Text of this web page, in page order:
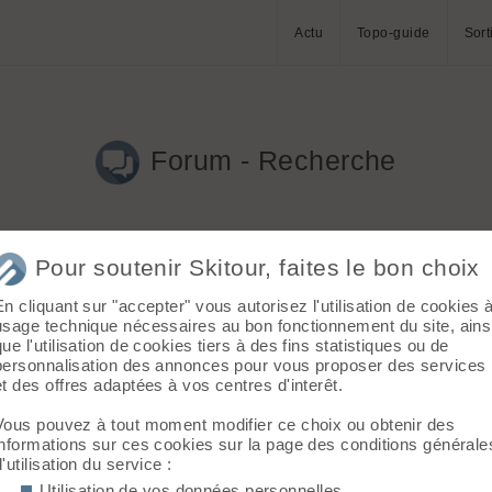
Actu Topo-guide
Forum - Recherche
(euskaladej le 22.01.2015 à 15:32)
même question sur Skipass. Texte et photos identiques!!! 😮
tarabuste... Personne n'a songé à réalisé un split avec
Pour soutenir Skitour, faites le bon choix
cliquant sur "accepter" vous autorisez l'utilisation de cookies à
technique nécessaires au bon fonctionnement du site,
l'utilisation de cookies tiers à des fins statistiques ou de
des annonces pour vous proposer des services
des offres adaptées à vos centres d'interêt.
pouvez à tout moment modifier ce choix ou obtenir des
sur ces cookies sur la page des conditions
du service :